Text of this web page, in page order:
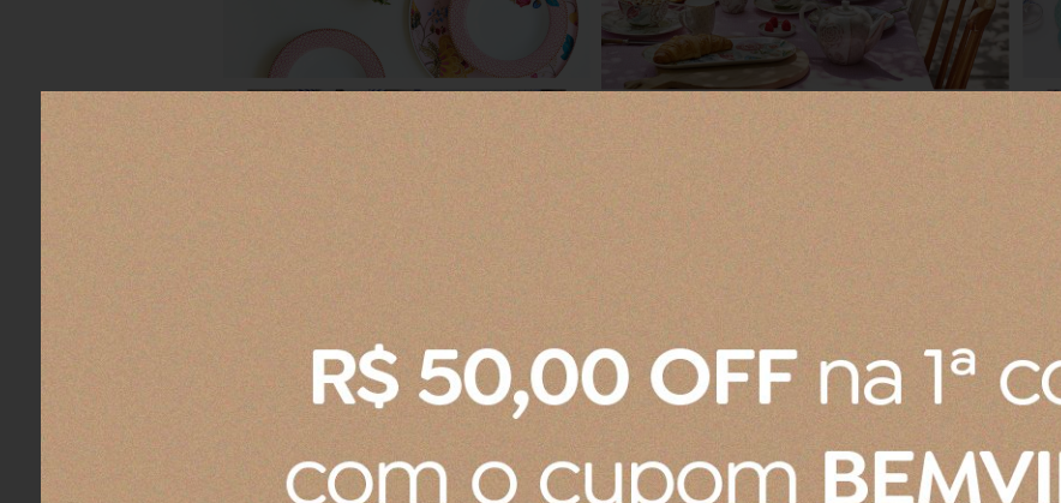
A coleção Love Birds é delicada, deixando a sua mesa ainda mais charmosa. O medalhão, o
deixam o design das peças ainda mais elegantes. A decoração em torno das alças, orelhas e
próprio e reconhecível. Com um passarinho orgulhoso adornado nas tampas.